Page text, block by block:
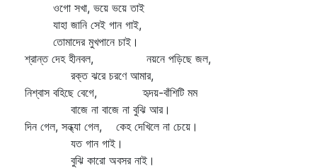
ওগো সখা, ভয়ে ভয়ে তাই
যাহা জানি সেই গান গাই,
তোমাদের মুখপানে চাই।
শ্রান্ত দেহ হীনবল, নয়নে পড়িছে জল,
রক্ত ঝরে চরণে আমার,
নিশ্বাস বহিছে বেগে, হৃদয়-বাঁশিটি মম
বাজে না বাজে না বুঝি আর।
দিন গেল, সন্ধ্যা গেল, কেহ দেখিলে না চেয়ে।
যত গান গাই।
বুঝি কারো অবসর নাই।